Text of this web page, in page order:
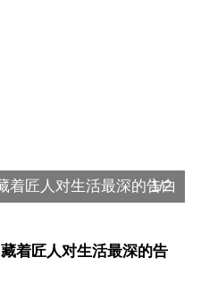
着匠人对生活最深的告白
1/2
着匠人对生活最深的告